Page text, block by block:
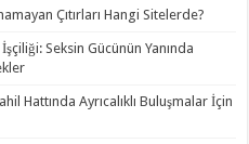
Çıtırları Hangi Sitelerde?
Seksin Gücünün Yanında
Hattında Ayrıcalıklı Buluşmalar İçin